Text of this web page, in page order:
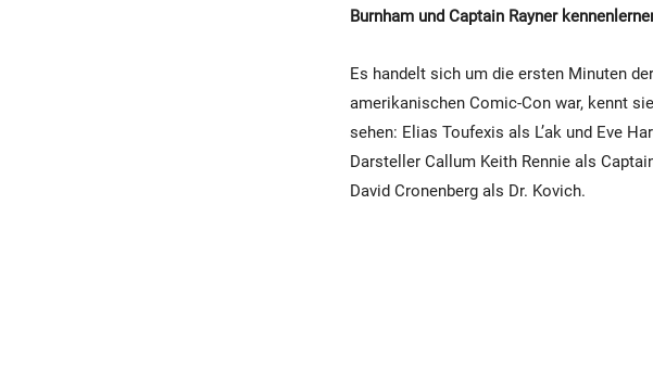
Burnham und Captain Rayner
Es handelt sich um die ersten Minuten
amerikanischen Comic-Con war, kennt
sehen: Elias Toufexis als L’ak und Eve
Darsteller Callum Keith Rennie als
David Cronenberg als Dr. Kovich.